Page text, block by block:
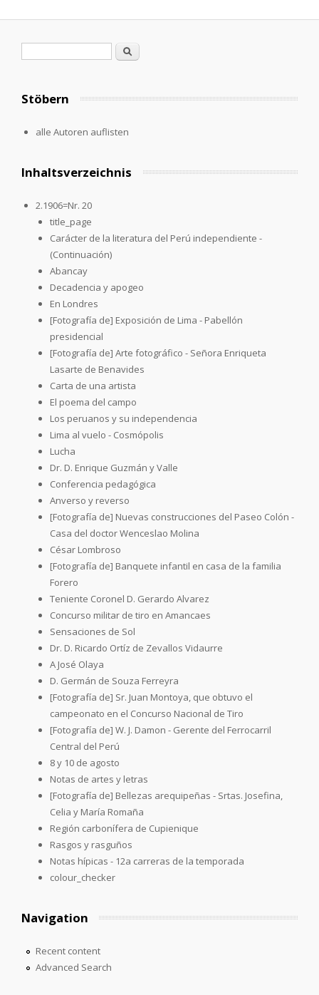
Search
Stöbern
alle Autoren auflisten
Inhaltsverzeichnis
2.1906=Nr. 20
title_page
Carácter de la literatura del Perú independiente -
(Continuación)
Abancay
Decadencia y apogeo
En Londres
[Fotografía de] Exposición de Lima - Pabellón
presidencial
[Fotografía de] Arte fotográfico - Señora Enriqueta
Lasarte de Benavides
Carta de una artista
El poema del campo
Los peruanos y su independencia
Lima al vuelo - Cosmópolis
Lucha
Dr. D. Enrique Guzmán y Valle
Conferencia pedagógica
Anverso y reverso
[Fotografía de] Nuevas construcciones del Paseo Colón -
Casa del doctor Wenceslao Molina
César Lombroso
[Fotografía de] Banquete infantil en casa de la familia
Forero
Teniente Coronel D. Gerardo Alvarez
Concurso militar de tiro en Amancaes
Sensaciones de Sol
Dr. D. Ricardo Ortíz de Zevallos Vidaurre
A José Olaya
D. Germán de Souza Ferreyra
[Fotografía de] Sr. Juan Montoya, que obtuvo el
campeonato en el Concurso Nacional de Tiro
[Fotografía de] W. J. Damon - Gerente del Ferrocarril
Central del Perú
8 y 10 de agosto
Notas de artes y letras
[Fotografía de] Bellezas arequipeñas - Srtas. Josefina,
Celia y María Romaña
Región carbonífera de Cupienique
Rasgos y rasguños
Notas hípicas - 12a carreras de la temporada
colour_checker
Navigation
Recent content
Advanced Search